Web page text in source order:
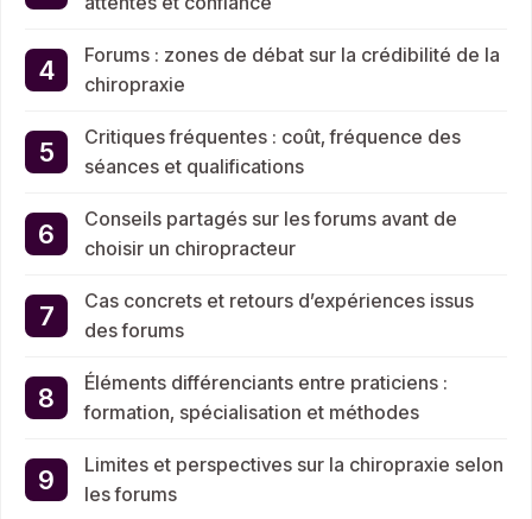
Forums : zones de débat sur la crédibilité de la
chiropraxie
Critiques fréquentes : coût, fréquence des
séances et qualifications
Conseils partagés sur les forums avant de
choisir un chiropracteur
Cas concrets et retours d’expériences issus
des forums
Éléments différenciants entre praticiens :
formation, spécialisation et méthodes
Limites et perspectives sur la chiropraxie selon
les forums